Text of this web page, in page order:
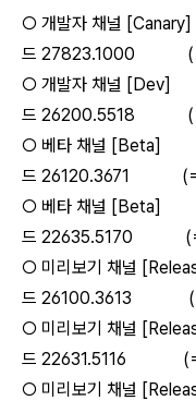
○ 개발자 채널
드 27823.1000 (=
○ 개발자 채널
드 26200.5518 (=
○ 베타 채널
드 26120.3671 (=
○ 베타 채널
드 22635.5170 (=
○ 미리보기 채널
드 26100.3613 (=
○ 미리보기 채널
드 22631.5116 (=
○ 미리보기 채널